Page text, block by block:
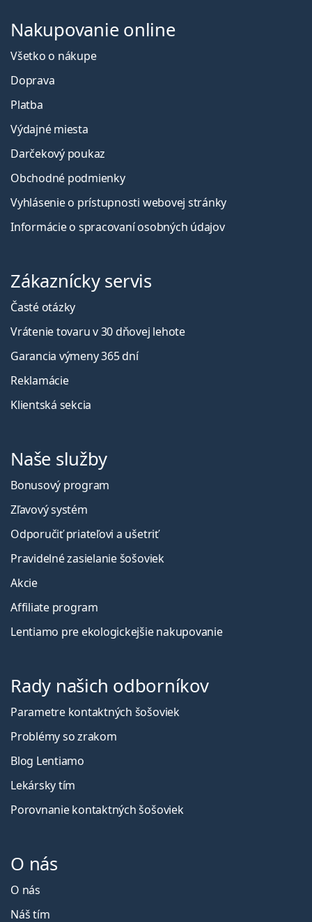
Nakupovanie online
Všetko o nákupe
Doprava
Platba
Výdajné miesta
Darčekový poukaz
Obchodné podmienky
Vyhlásenie o prístupnosti webovej stránky
Informácie o spracovaní osobných údajov
Zákaznícky servis
Časté otázky
Vrátenie tovaru v 30 dňovej lehote
Garancia výmeny 365 dní
Reklamácie
Klientská sekcia
Naše služby
Bonusový program
Zľavový systém
Odporučiť priateľovi a ušetriť
Pravidelné zasielanie šošoviek
Akcie
Affiliate program
Lentiamo pre ekologickejšie nakupovanie
Rady našich odborníkov
Parametre kontaktných šošoviek
Problémy so zrakom
Blog Lentiamo
Lekársky tím
Porovnanie kontaktných šošoviek
O nás
O nás
Náš tím